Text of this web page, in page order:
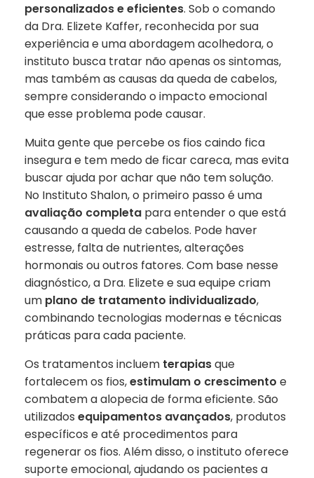
personalizados e eficientes. Sob o comando
da Dra. Elizete Kaffer, reconhecida por sua
experiência e uma abordagem acolhedora, o
instituto busca tratar não apenas os sintomas,
mas também as causas da queda de cabelos,
sempre considerando o impacto emocional
que esse problema pode causar.
Muita gente que percebe os fios caindo fica
insegura e tem medo de ficar careca, mas evita
buscar ajuda por achar que não tem solução.
No Instituto Shalon, o primeiro passo é uma
avaliação completa para entender o que está
causando a queda de cabelos. Pode haver
estresse, falta de nutrientes, alterações
hormonais ou outros fatores. Com base nesse
diagnóstico, a Dra. Elizete e sua equipe criam
um plano de tratamento individualizado,
combinando tecnologias modernas e técnicas
práticas para cada paciente.
Os tratamentos incluem terapiasque
fortalecem os fios,estimulam o crescimento e
combatem a alopecia de forma eficiente. São
utilizados equipamentos avançados, produtos
específicos e até procedimentos para
regenerar os fios. Além disso, o instituto oferece
suporte emocional, ajudando os pacientes a